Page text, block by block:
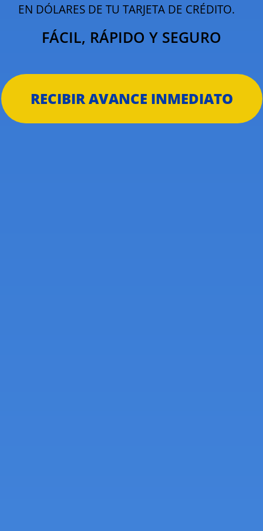
EN DÓLARES DE TU TARJETA DE CRÉDITO.
FÁCIL, RÁPIDO Y SEGURO
RECIBIR AVANCE INMEDIATO